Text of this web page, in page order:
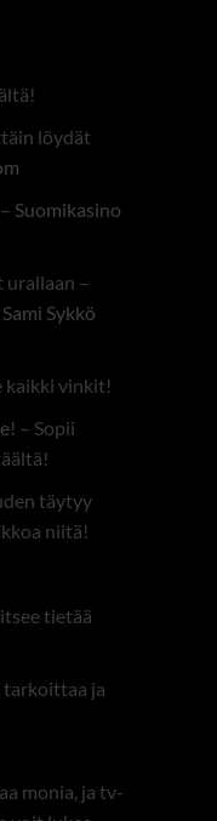
löydät
Suomikasino
urallaan –
Sami Sykkö
kaikki vinkit!
! – Sopii
täytyy
niitä!
tietää
tarkoittaa ja
monia, ja tv-